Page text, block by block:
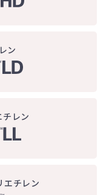
ン
レン
エチレン